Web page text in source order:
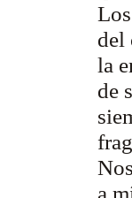
del
la
de
a